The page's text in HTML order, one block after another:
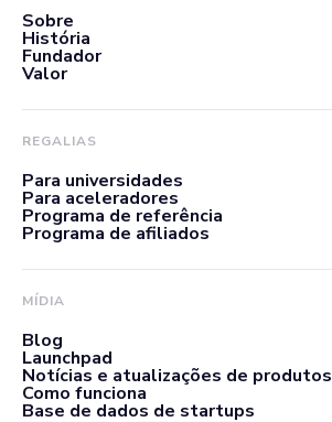
Sobre
História
Fundador
Valor
REGALIAS
Para universidades
Para aceleradores
Programa de referência
Programa de afiliados
MÍDIA
Blog
Launchpad
Notícias e atualizações de produtos
Como funciona
Base de dados de startups